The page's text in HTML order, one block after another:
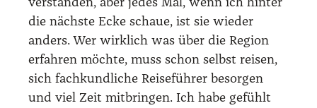
ver­stan­den, aber jedes Mal, wenn ich hin­ter
die nächs­te Ecke schaue, ist sie wie­der
anders. Wer wirk­lich was über die Regi­on
erfah­ren möch­te, muss schon selbst rei­sen,
sich fach­kund­li­che Rei­se­füh­rer besor­gen
und viel Zeit mit­brin­gen. Ich habe gefühlt